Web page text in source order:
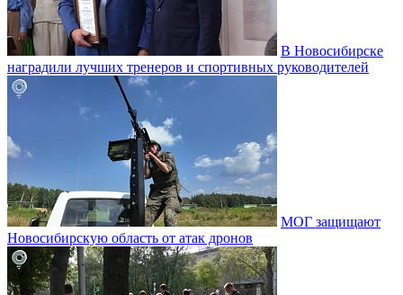
В Новосибирске
наградили лучших тренеров и спортивных руководителей
МОГ защищают
Новосибирскую область от атак дронов